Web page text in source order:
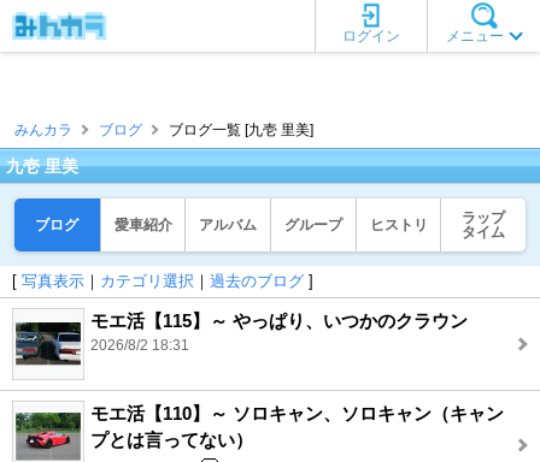
メニュー
ログイン
みんカラ ブログ ブログ一覧 [九壱 里美]
九壱 里美
ブログ 愛車紹介 アルバム グループ ヒストリ
ラップ
タイム
[ 写真表示 ｜ カテゴリ選択 ｜ 過去のブログ ]
モエ活【115】～ やっぱり、いつかのクラウン
2026/8/2 18:31
モエ活【110】～ ソロキャン、ソロキャン（キャン
プとは言ってない）